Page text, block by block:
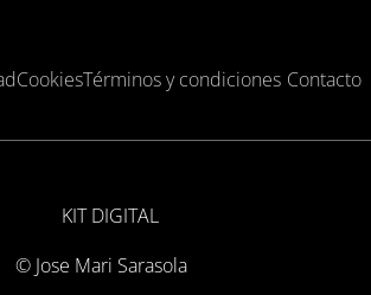
CookiesTérminos y condiciones Contacto
© Jose Mari Sarasola